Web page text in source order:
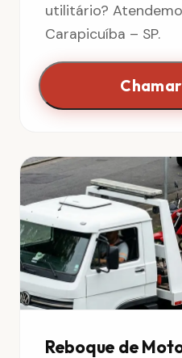
utilitário?
Carapicuíba – SP.
Reboque de